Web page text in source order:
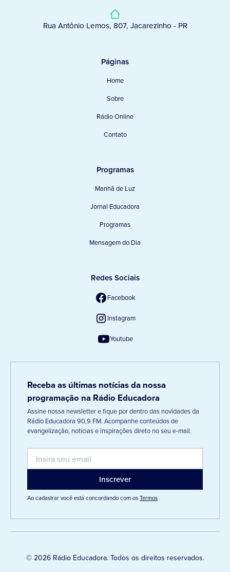
Rua Antônio Lemos, 807, Jacarezinho - PR
Páginas
Home
Sobre
Rádio Online
Contato
Programas
Manhã de Luz
Jornal Educadora
Programas
Mensagem do Dia
Redes Sociais
Facebook
Instagram
Youtube
Receba as últimas notícias da nossa
programação na Rádio Educadora
Assine nossa newsletter e fique por dentro das novidades da
Rádio Educadora 90,9 FM. Acompanhe conteúdos de
evangelização, notícias e inspirações direto no seu e-mail.
Ao cadastrar você está concordando com osTermos
© 2026 Rádio Educadora. Todos os direitos reservados.